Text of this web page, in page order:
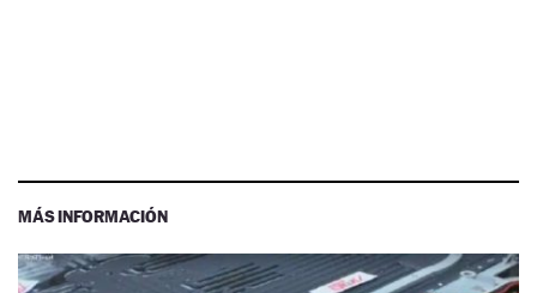
MÁS INFORMACIÓN